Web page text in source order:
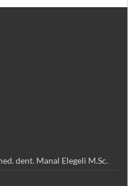
dent. Manal Elegeli M.Sc.